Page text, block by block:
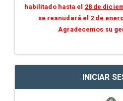
habilitado hasta el 28 de
se reanudará el 2 de
Agradecemos su
INICIAR